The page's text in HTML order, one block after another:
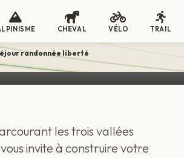
CHEVAL VÉLO TRAIL
randonnée liberté liberté
les trois vallées
invite à construire votre